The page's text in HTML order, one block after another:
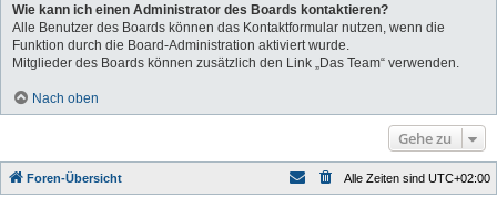
Wie kann ich einen Administrator des Boards kontaktieren?
Alle Benutzer des Boards können das Kontaktformular nutzen, wenn die
Funktion durch die Board-Administration aktiviert wurde.
Mitglieder des Boards können zusätzlich den Link „Das Team“ verwenden.
Nach oben
Gehe zu
Foren-Übersicht Alle Zeiten sind UTC+02:00